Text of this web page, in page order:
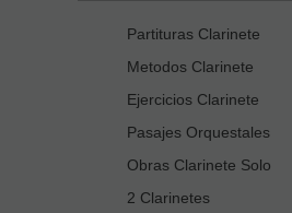
Partituras Clarinete
Metodos Clarinete
Ejercicios Clarinete
Pasajes Orquestales
Obras Clarinete Solo
2 Clarinetes